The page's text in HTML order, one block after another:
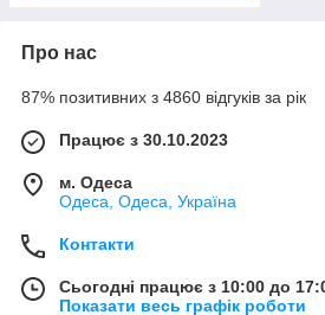
Про нас
87% позитивних з 4860 відгуків за рік
Працює з 30.10.2023
м. Одеса
Одеса, Одеса, Україна
Контакти
Сьогодні працює з 10:00 до
Показати весь графік роботи